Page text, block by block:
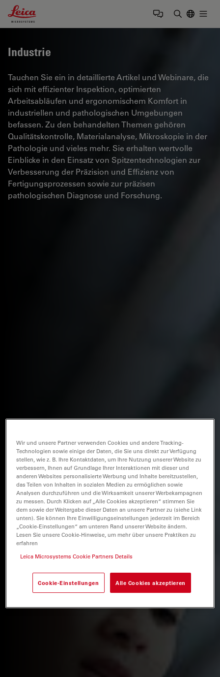
Leica Microsystems Logo
Industrie
Tauchen Sie ein in detaillierte Artikel und Webinare, die
sich mit effizienter Inspektion, optimierten
Arbeitsabläufen und ergonomischem Komfort in
industriellen und pathologischen Umgebungen
befassen. Zu den behandelten Themen gehören
Qualitätskontrolle, Materialanalyse, Mikroskopie in der
Pathologie und vieles mehr. Sie erhalten wertvolle
Einblicke in den Einsatz von Spitzentechnologien zur
Verbesserung der Präzision und Effizienz von
Fertigungsprozessen sowie zur präzisen
pathologischen Diagnose und Forschung.
Wir und unsere Partner verwenden Cookies und andere Tracking-
Technologien sowie einige der Daten, die Sie uns direkt zur Verfügung
stellen, wie z. B. Ihre Kontaktdaten, um Ihre Nutzung unserer Website zu
verbessern, Ihnen auf Grundlage Ihrer Interaktionen mit dieser und
anderen Websites personalisierte Werbung und Inhalte bereitzustellen,
das Teilen von Inhalten in sozialen Medien zu ermöglichen sowie
Analysen durchzuführen und die Wirksamkeit unserer Werbekampagnen
zu messen. Durch Klicken auf „Alle Cookies akzeptieren“ stimmen Sie
dem sowie der Weitergabe dieser Daten an unsere Partner zu (siehe Link
unten). Sie können Ihre Einwilligungseinstellungen jederzeit im Bereich
„Cookie-Einstellungen“ am unteren Rand unserer Website ändern.
Lesen Sie unsere Cookie-Hinweise, um mehr über unsere Praktiken zu
erfahren
Leica Microsystems Cookie Partners Details
Cookie-Einstellungen Alle Cookies akzeptieren